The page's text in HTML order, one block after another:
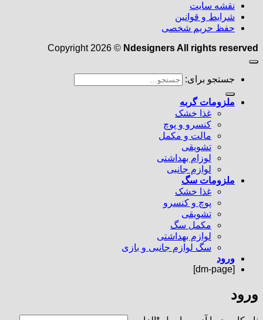
نقشه سایت
شرایط و قوانین
حفظ حریم شخصی
Copyright 2026 © Ndesigners All rights reserved
جستجو برای:
ملزومات گربه
غذا خشک
کنسرو و پوچ
مالت و مکمل
تشویقی
لوزام بهداشتی
لوازم جانبی
ملزومات سگ
غذا خشک
پوچ و کنسرو
تشویقی
مکمل سگ
لوازم بهداشتی
سگ لوازم جانبی و بازی
ورود
[dm-page]
ورود